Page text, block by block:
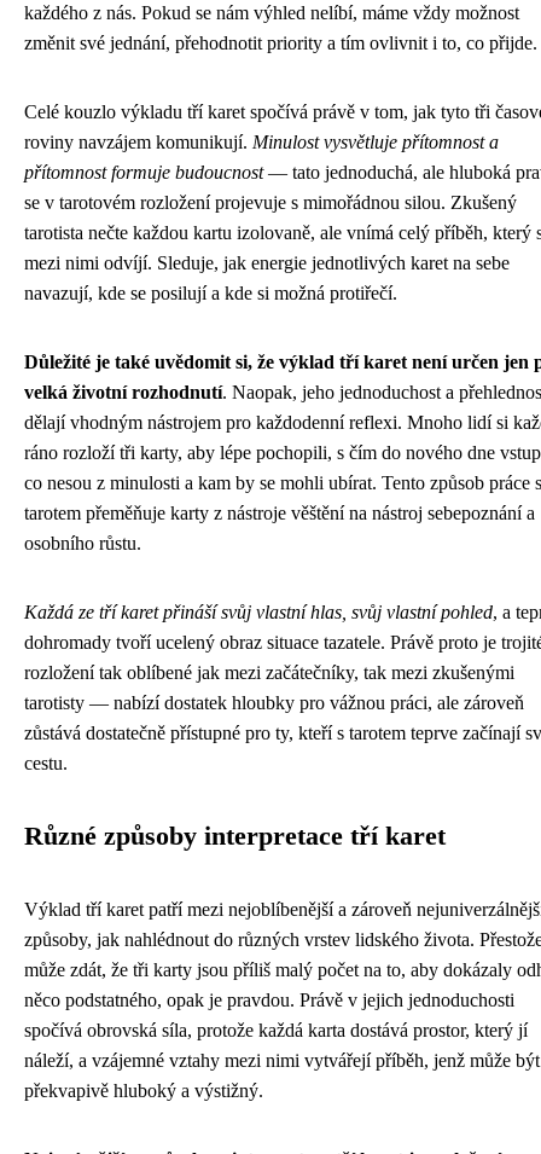
každého z nás. Pokud se nám výhled nelíbí, máme vždy možnost
změnit své jednání, přehodnotit priority a tím ovlivnit i to, co přijde.
Celé kouzlo výkladu tří karet spočívá právě v tom, jak tyto tři
roviny navzájem komunikují. Minulost vysvětluje přítomnost a
přítomnost formuje budoucnost— tato jednoduchá, ale hluboká
se v tarotovém rozložení projevuje s mimořádnou silou. Zkušený
tarotista nečte každou kartu izolovaně, ale vnímá celý příběh, který
mezi nimi odvíjí. Sleduje, jak energie jednotlivých karet na sebe
navazují, kde se posilují a kde si možná protiřečí.
Důležité je také uvědomit si, že výklad tří karet není určen jen
velká životní rozhodnutí. Naopak, jeho jednoduchost a
dělají vhodným nástrojem pro každodenní reflexi. Mnoho lidí si
ráno rozloží tři karty, aby lépe pochopili, s čím do nového dne
co nesou z minulosti a kam by se mohli ubírat. Tento způsob práce s
tarotem přeměňuje karty z nástroje věštění na nástroj sebepoznání a
osobního růstu.
Každá ze tří karet přináší svůj vlastní hlas, svůj vlastní pohled, a
dohromady tvoří ucelený obraz situace tazatele. Právě proto je
rozložení tak oblíbené jak mezi začátečníky, tak mezi zkušenými
tarotisty — nabízí dostatek hloubky pro vážnou práci, ale zároveň
zůstává dostatečně přístupné pro ty, kteří s tarotem teprve začínají
cestu.
Různé způsoby interpretace tří karet
Výklad tří karet patří mezi nejoblíbenější a zároveň
způsoby, jak nahlédnout do různých vrstev lidského života.
může zdát, že tři karty jsou příliš malý počet na to, aby dokázaly
něco podstatného, opak je pravdou. Právě v jejich jednoduchosti
spočívá obrovská síla, protože každá karta dostává prostor, který jí
náleží, a vzájemné vztahy mezi nimi vytvářejí příběh, jenž může být
překvapivě hluboký a výstižný.